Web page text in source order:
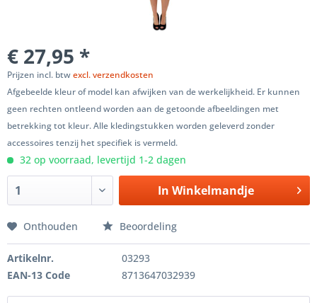
€ 27,95 *
Prijzen incl. btwexcl. verzendkosten
Afgebeelde kleur of model kan afwijken van de werkelijkheid. Er kunnen
geen rechten ontleend worden aan de getoonde afbeeldingen met
betrekking tot kleur. Alle kledingstukken worden geleverd zonder
accessoires tenzij het specifiek is vermeld.
32 op voorraad, levertijd 1-2 dagen
In Winkelmandje
Onthouden Beoordeling
Artikelnr.
03293
EAN-13 Code
8713647032939